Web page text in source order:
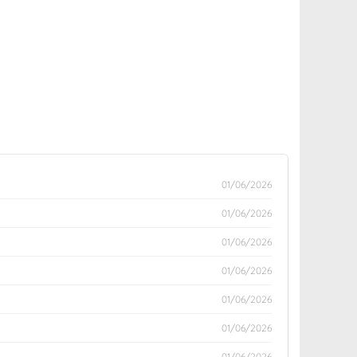
01/06/2026
01/06/2026
01/06/2026
01/06/2026
01/06/2026
01/06/2026